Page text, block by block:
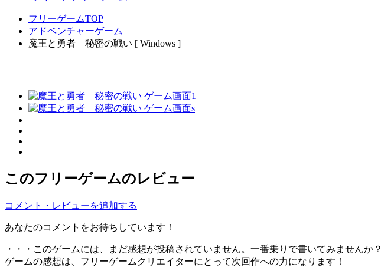
フリーゲームTOP
アドベンチャーゲーム
魔王と勇者 秘密の戦い [ Windows ]
このフリーゲームのレビュー
コメント・レビューを追加する
あなたのコメントをお待ちしています！
・・・このゲームには、まだ感想が投稿されていません。一番乗りで書いてみませんか？
ゲームの感想は、フリーゲームクリエイターにとって次回作への力になります！